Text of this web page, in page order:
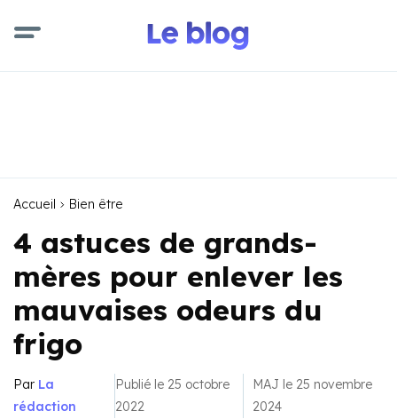
Accueil Bien être
4 astuces de grands-
mères pour enlever les
mauvaises odeurs du
frigo
Par La
rédaction
Publié le 25 octobre
2022
MAJ le 25 novembre
2024